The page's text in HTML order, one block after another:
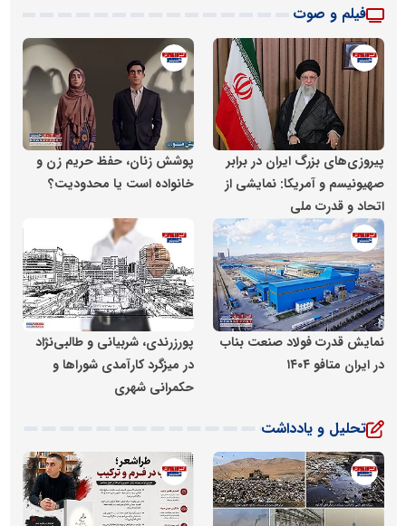
فیلم و صوت
پیروزی‌های بزرگ ایران در برابر
صهیونیسم و آمریکا: نمایشی از
اتحاد و قدرت ملی
روابط عمومی خبرگزاری گزارش خبر
پوشش زنان، حفظ حریم زن و
خانواده است یا محدودیت؟
روابط عمومی خبرگزاری
نمایش قدرت فولاد صنعت بناب
در ایران متافو ۱۴۰۴
روابط عمومی خبرگزاری گزارش خبر
پورزرندی، شربیانی و طالبی‌نژاد
در میزگرد کارآمدی شوراها و
حکمرانی شهری
روابط عمومی خبرگزاری
تحلیل و یادداشت
روابط عمومی خبرگزاری گزارش خبر روابط عمومی خبرگزاری